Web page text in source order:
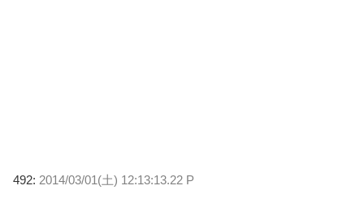
492: 2014/03/01(土) 12:13:13.22 P